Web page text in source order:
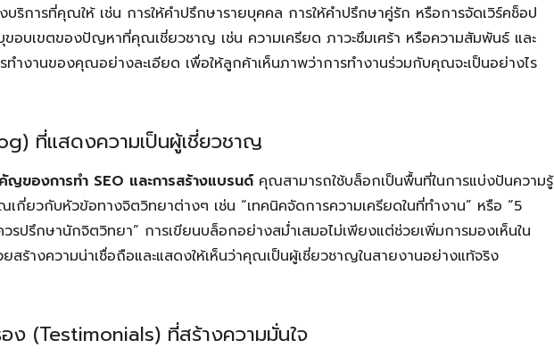
Search
บริการที่คุณให้ เช่น การให้คำปรึกษารายบุคคล การให้คำปรึกษาคู่รัก หรือการจัดเวิร์คช็อป
ขอบเขตของปัญหาที่คุณเชี่ยวชาญ เช่น ความเครียด ภาวะซึมเศร้า หรือความสัมพันธ์ และ
ำงานของคุณอย่างละเอียด เพื่อให้ลูกค้าเห็นภาพว่าการทำงานร่วมกับคุณจะเป็นอย่างไร
ที่แสดงความเป็นผู้เชี่ยวชาญ
ญของการทำ SEO และการสร้างแบรนด์ คุณสามารถใช้บล็อกเป็นพื้นที่ในการแบ่งปันความรู้
กี่ยวกับหัวข้อทางจิตวิทยาต่างๆ เช่น “เทคนิคจัดการความเครียดในที่ทำงาน” หรือ “5
รึกษานักจิตวิทยา” การเขียนบล็อกอย่างสม่ำเสมอไม่เพียงแต่ช่วยเพิ่มการมองเห็นใน
สร้างความน่าเชื่อถือและแสดงให้เห็นว่าคุณเป็นผู้เชี่ยวชาญในสายงานอย่างแท้จริง
ง (Testimonials) ที่สร้างความมั่นใจ